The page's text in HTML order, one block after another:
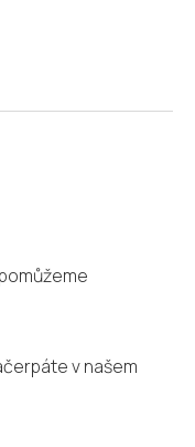
v našem